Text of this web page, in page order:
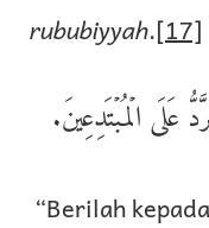
rububiyyah.[17]
عَلَى الۡمُبۡتَدِعِينَ.
“Berilah